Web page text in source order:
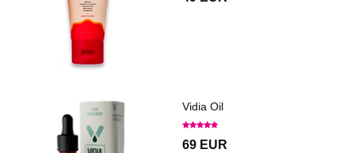
Vidia Oil
69 EUR